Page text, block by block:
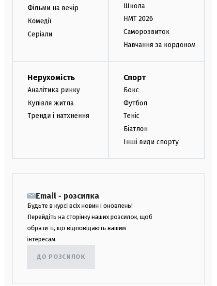
Фільми на вечір
Комедії
Серіали
Школа
НМТ 2026
Саморозвиток
Навчання за кордоном
Нерухомість
Аналітика ринку
Купівля житла
Тренди і натхнення
Спорт
Бокс
Футбол
Теніс
Біатлон
Інші види спорту
Email - розсилка
Будьте в курсі всіх новин і оновлень!
Перейдіть на сторінку наших розсилок, щоб
обрати ті, що відповідають вашим
інтересам.
ДО РОЗСИЛОК